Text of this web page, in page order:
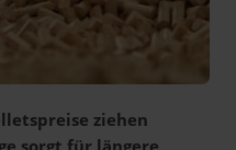
ziehen